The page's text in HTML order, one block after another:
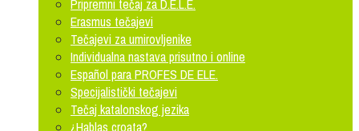
Pripremni tečaj za D.E.L.E.
Erasmus tečajevi
Tečajevi za umirovljenike
Individualna nastava prisutno i online
Español para PROFES DE ELE.
Specijalistički tečajevi
Tečaj katalonskog jezika
¿Hablas croata?